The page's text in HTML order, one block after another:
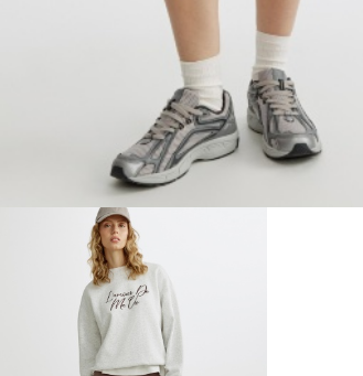
ПОДАРОЧНЫЕ СЕРТИФИКАТЫ
КУПАЛЬНЫЙ СЕЗОН
ЛЕТНЯЯ БЕЗМЯТЕЖНОСТЬ
НОВИНКИ
ТЕКСТИЛЬ
ПОСУДА
АРОМАТЫ ДЛЯ ДОМА
ХРАНЕНИЕ
КАНЦЕЛЯРИЯ
ВАННАЯ